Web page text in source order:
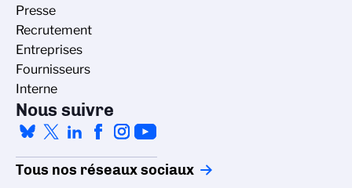
Presse
Recrutement
Entreprises
Fournisseurs
Interne
Nous suivre
Tous nos réseaux sociaux